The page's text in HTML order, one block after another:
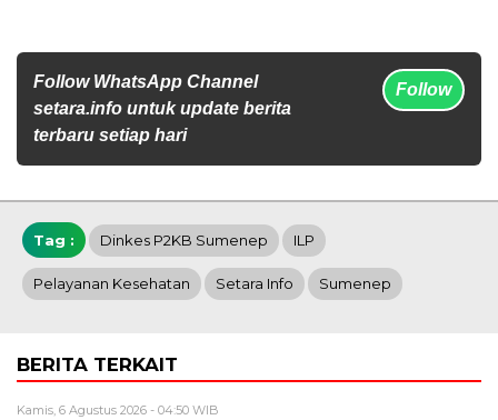
Follow WhatsApp Channel
setara.info untuk update berita
terbaru setiap hari
Follow
Tag : Dinkes P2KB Sumenep ILP
Pelayanan Kesehatan Setara Info Sumenep
BERITA TERKAIT
Kamis, 6 Agustus 2026 - 04:50 WIB